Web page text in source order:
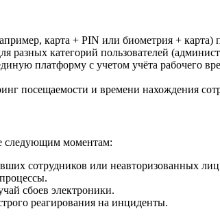
карта + PIN или биометрия + карта)
разных категорий пользователей
платформу с учетом учёта рабочего
посещаемости и времени нахождения
следующим моментам:
сотрудников или неавторизованных
сбоев электроники.
реагирования на инциденты.